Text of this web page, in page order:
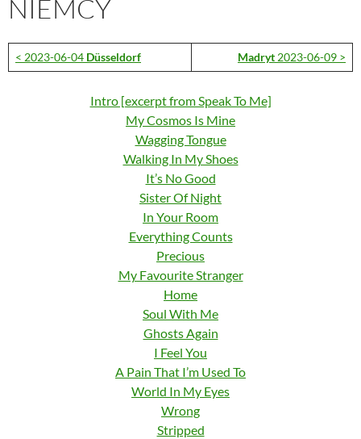
NIEMCY
< 2023-06-04 Düsseldorf Madryt 2023-06-09 >
Intro [excerpt from Speak To Me]
My Cosmos Is Mine
Wagging Tongue
Walking In My Shoes
It’s No Good
Sister Of Night
In Your Room
Everything Counts
Precious
My Favourite Stranger
Home
Soul With Me
Ghosts Again
I Feel You
A Pain That I’m Used To
World In My Eyes
Wrong
Stripped